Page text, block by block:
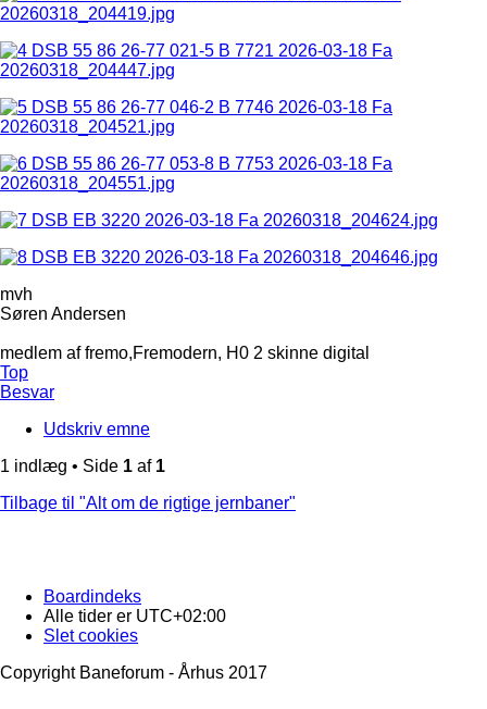
mvh
Søren Andersen
medlem af fremo,Fremodern, H0 2 skinne digital
Top
Besvar
Udskriv emne
1 indlæg • Side 1 af 1
Tilbage til "Alt om de rigtige jernbaner"
Boardindeks
Alle tider er UTC+02:00
Slet cookies
Copyright Baneforum - Århus 2017